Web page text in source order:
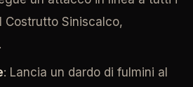
Costrutto Siniscalco,
: Lancia un dardo di fulmini al